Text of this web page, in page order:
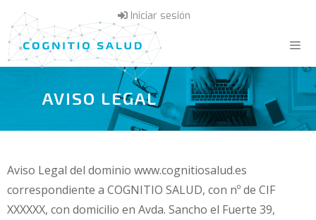
Saltar
contenido
Iniciar sesión
AVISO LEGAL
Aviso Legal del dominio www.cognitiosalud.es
correspondiente a COGNITIO SALUD, con nº de CIF
XXXXXX, con domicilio en Avda. Sancho el Fuerte 39,